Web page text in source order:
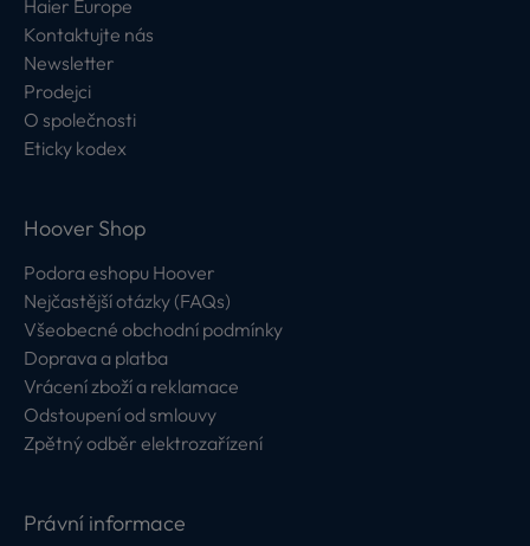
Haier Europe
Kontaktujte nás
Newsletter
Prodejci
O společnosti
Eticky kodex
Hoover Shop
Podora eshopu Hoover
Nejčastější otázky (FAQs)
Všeobecné obchodní podmínky
Doprava a platba
Vrácení zboží a reklamace
Odstoupení od smlouvy
Zpětný odběr elektrozařízení
Právní informace